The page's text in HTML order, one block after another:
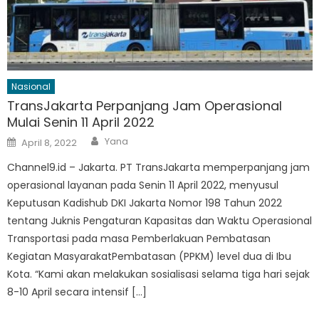
Nasional
TransJakarta Perpanjang Jam Operasional
Mulai Senin 11 April 2022
Posted
on
April 8, 2022 Author
Yana
Channel9.id – Jakarta. PT TransJakarta memperpanjang jam
operasional layanan pada Senin 11 April 2022, menyusul
Keputusan Kadishub DKI Jakarta Nomor 198 Tahun 2022
tentang Juknis Pengaturan Kapasitas dan Waktu Operasional
Transportasi pada masa Pemberlakuan Pembatasan
Kegiatan MasyarakatPembatasan (PPKM) level dua di Ibu
Kota. “Kami akan melakukan sosialisasi selama tiga hari sejak
8-10 April secara intensif […]